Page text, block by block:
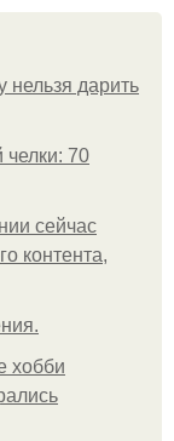
нельзя дарить
челки: 70
сейчас
контента,
хобби